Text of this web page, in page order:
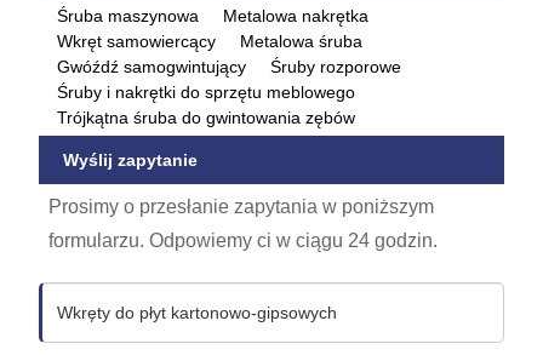
Śruba maszynowa
Metalowa nakrętka
Wkręt samowiercący
Metalowa śruba
Gwóźdź samogwintujący
Śruby rozporowe
Śruby i nakrętki do sprzętu meblowego
Trójkątna śruba do gwintowania zębów
Wyślij zapytanie
Prosimy o przesłanie zapytania w poniższym
formularzu. Odpowiemy ci w ciągu 24 godzin.